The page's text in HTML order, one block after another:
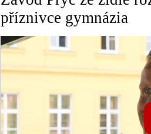
příznivce gymnázia